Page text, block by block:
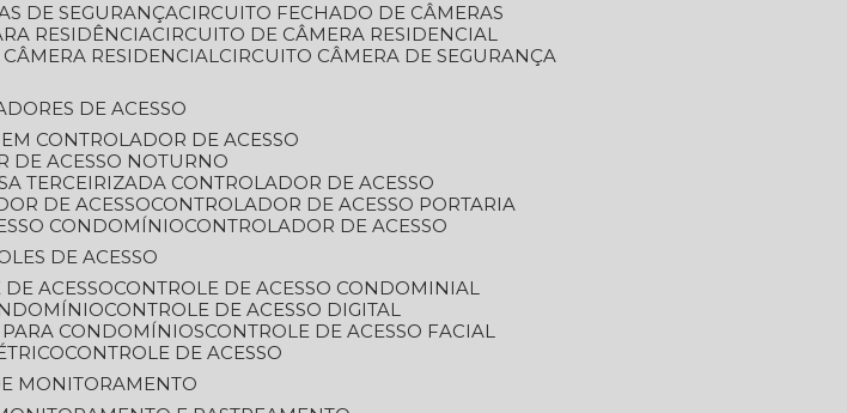
DE SEGURANÇA
CIRCUITO FECHADO DE CÂMERAS
RESIDÊNCIA
CIRCUITO DE CÂMERA RESIDENCIAL
CÂMERA RESIDENCIAL
CIRCUITO CÂMERA DE SEGURANÇA
DE ACESSO
CONTROLADOR DE ACESSO
DE ACESSO NOTURNO
TERCEIRIZADA CONTROLADOR DE ACESSO
DE ACESSO
CONTROLADOR DE ACESSO PORTARIA
CONDOMÍNIO
CONTROLADOR DE ACESSO
DE ACESSO
DE ACESSO
CONTROLE DE ACESSO CONDOMINIAL
CONTROLE DE ACESSO DIGITAL
PARA CONDOMÍNIOS
CONTROLE DE ACESSO FACIAL
CONTROLE DE ACESSO
MONITORAMENTO